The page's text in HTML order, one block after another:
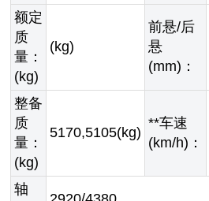
额定
质
量：
(kg)
(kg)
前悬/后
悬
(mm)：
整备
质
量：
(kg)
5170,5105(kg)
**车速
(km/h)：
轴